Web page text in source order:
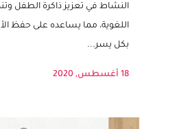
بالاكتشافات، حيث سيتعرفون
الأشهر بطريقة سهلة ومشوقة.
النشاط في تعزيز ذاكرة الطفل
اللغوية، مما يساعده على حفظ
18 أغسطس, 2020